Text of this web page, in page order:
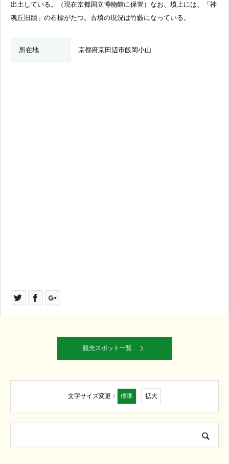
出土している。（現在京都国立博物館に保管）なお、墳上には、「神
魂丘旧蹟」の石標がたつ。古墳の現況は竹藪になっている。
所在地 京都府京田辺市飯岡小山
観光スポット一覧
文字サイズ変更： 標準 拡大